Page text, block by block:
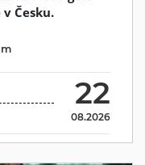
Česku.
22
08.2026